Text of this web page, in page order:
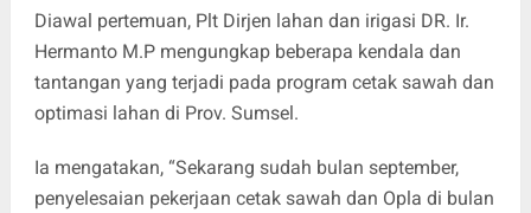
Diawal pertemuan, Plt Dirjen lahan dan irigasi DR. Ir.
Hermanto M.P mengungkap beberapa kendala dan
tantangan yang terjadi pada program cetak sawah dan
optimasi lahan di Prov. Sumsel.
Ia mengatakan, “Sekarang sudah bulan september,
penyelesaian pekerjaan cetak sawah dan Opla di bulan